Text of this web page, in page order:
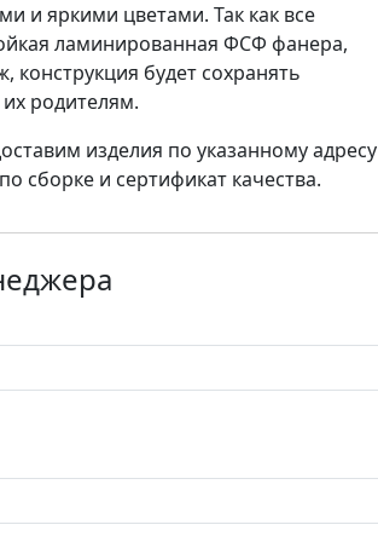
и яркими цветами. Так как все
ламинированная ФСФ фанера,
будет сохранять
родителям.
изделия по указанному адресу
сборке и сертификат качества.